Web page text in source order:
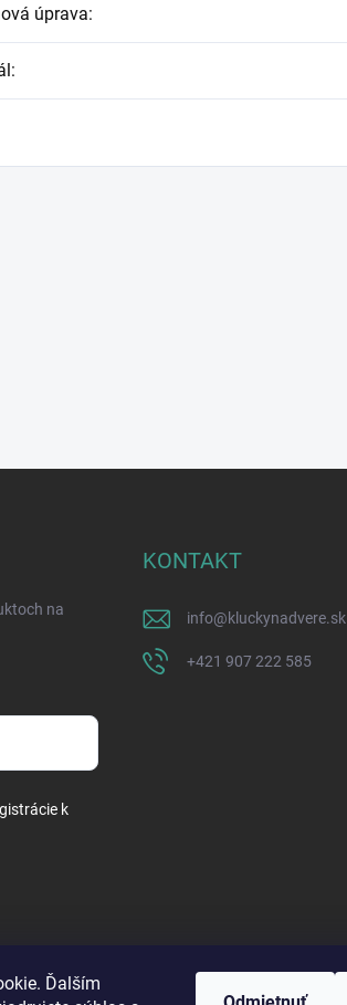
Ďalším
úprava:
:
na
k
KONTAKT
info@kluckynadvere.sk
+421 907 222 585